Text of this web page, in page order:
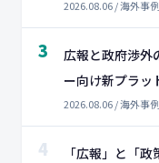
2026.08.06 / 海外事例
3
広報と政府渉外
ー向け新プラッ
2026.08.06 / 海外事例
4
「広報」と「